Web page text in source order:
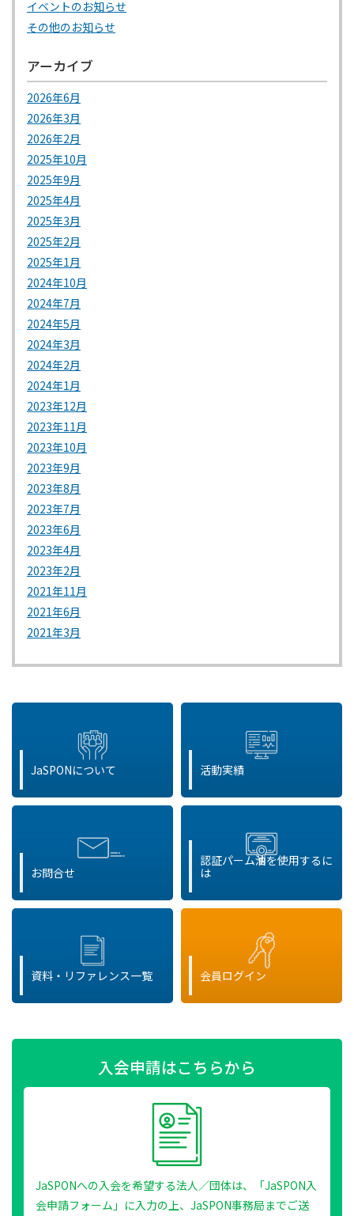
イベントのお知らせ
その他のお知らせ
アーカイブ
2026年6月
2026年3月
2026年2月
2025年10月
2025年9月
2025年4月
2025年3月
2025年2月
2025年1月
2024年10月
2024年7月
2024年5月
2024年3月
2024年2月
2024年1月
2023年12月
2023年11月
2023年10月
2023年9月
2023年8月
2023年7月
2023年6月
2023年4月
2023年2月
2021年11月
2021年6月
2021年3月
JaSPONについて 活動実績
お問合せ
認証パーム油を使用するに
は
資料・リファレンス一覧 会員ログイン
入会申請はこちらから
JaSPONへの入会を希望する法人／団体は、「JaSPON入
会申請フォーム」に入力の上、JaSPON事務局までご送